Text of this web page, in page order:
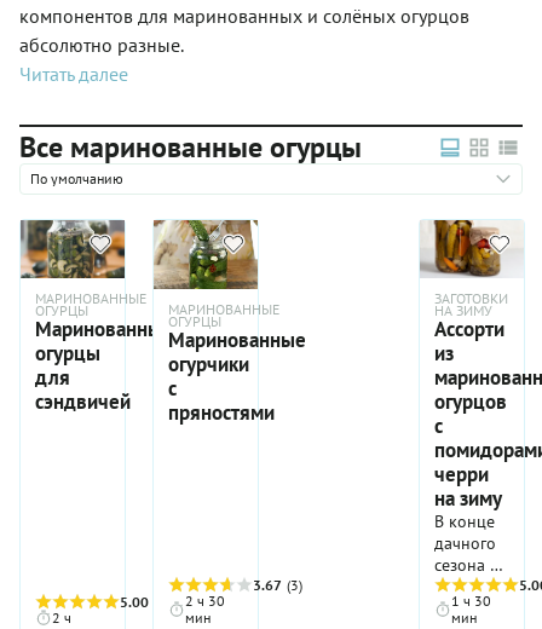
компонентов для маринованных и солёных огурцов
абсолютно разные.
Читать далее
Все маринованные огурцы
По умолчанию
МАРИНОВАННЫЕ
ОГУРЦЫ
Маринованные
огурцы
для
сэндвичей
5.00
2 ч
МАРИНОВАННЫЕ
ОГУРЦЫ
Маринованные
огурчики
с
пряностями
3.67 (3)
2 ч 30
мин
ЗАГОТОВКИ
НА ЗИМУ
Ассорти
из
огурцов
с
черри
на зиму
В конце
дачного
сезона на
грядках
часто1 ч 30
мин